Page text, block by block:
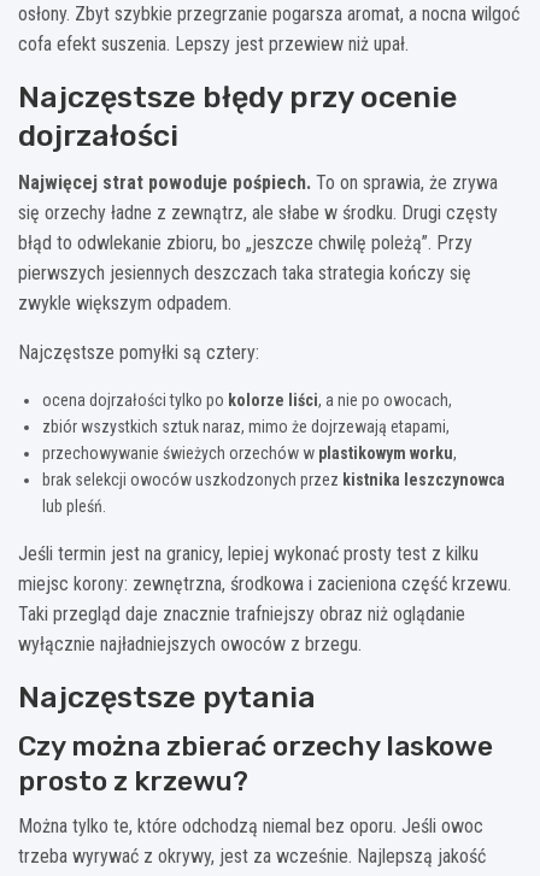
osłony. Zbyt szybkie przegrzanie pogarsza aromat, a nocna wilgoć
cofa efekt suszenia. Lepszy jest przewiew niż upał.
Najczęstsze błędy przy ocenie
dojrzałości
Najwięcej strat powoduje pośpiech. To on sprawia, że zrywa
się orzechy ładne z zewnątrz, ale słabe w środku. Drugi częsty
błąd to odwlekanie zbioru, bo „jeszcze chwilę poleżą”. Przy
pierwszych jesiennych deszczach taka strategia kończy się
zwykle większym odpadem.
Najczęstsze pomyłki są cztery:
ocena dojrzałości tylko po kolorze liści, a nie po owocach,
zbiór wszystkich sztuk naraz, mimo że dojrzewają etapami,
przechowywanie świeżych orzechów w plastikowym worku,
brak selekcji owoców uszkodzonych przez kistnika leszczynowca
lub pleśń.
Jeśli termin jest na granicy, lepiej wykonać prosty test z kilku
miejsc korony: zewnętrzna, środkowa i zacieniona część krzewu.
Taki przegląd daje znacznie trafniejszy obraz niż oglądanie
wyłącznie najładniejszych owoców z brzegu.
Najczęstsze pytania
Czy można zbierać orzechy laskowe
prosto z krzewu?
Można tylko te, które odchodzą niemal bez oporu. Jeśli owoc
trzeba wyrywać z okrywy, jest za wcześnie. Najlepszą jakość